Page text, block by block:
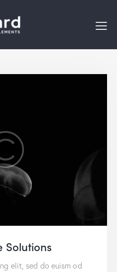
Solutions
elit, sed do euism od